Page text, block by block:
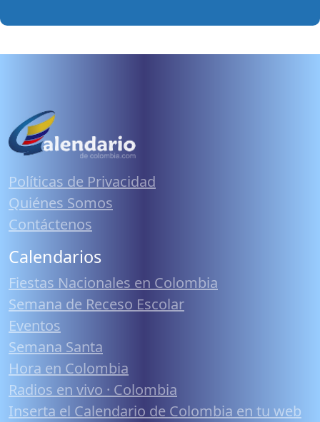
Políticas de Privacidad
Quiénes Somos
Contáctenos
Calendarios
Fiestas Nacionales en Colombia
Semana de Receso Escolar
Eventos
Semana Santa
Hora en Colombia
Radios en vivo · Colombia
Inserta el Calendario de Colombia en tu web